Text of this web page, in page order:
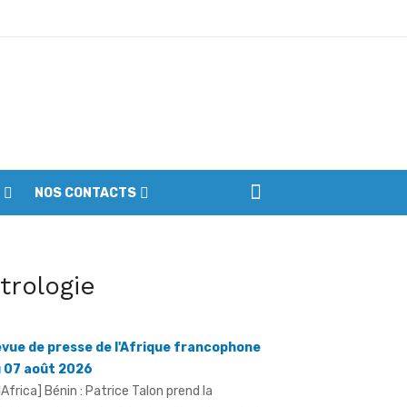
du parc
NOS CONTACTS
07 août 2026
Bénin : Patrice Talon prend la
du premier Sénat de l'ère bicamérale